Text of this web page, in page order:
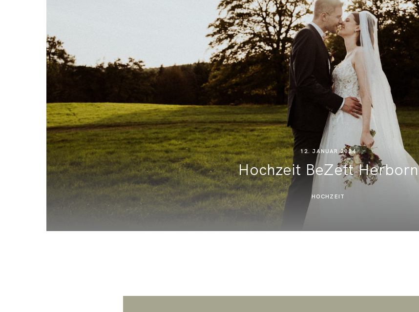
12. JANUAR 2024
Hochzeit BeZett Herborn
HOCHZEIT